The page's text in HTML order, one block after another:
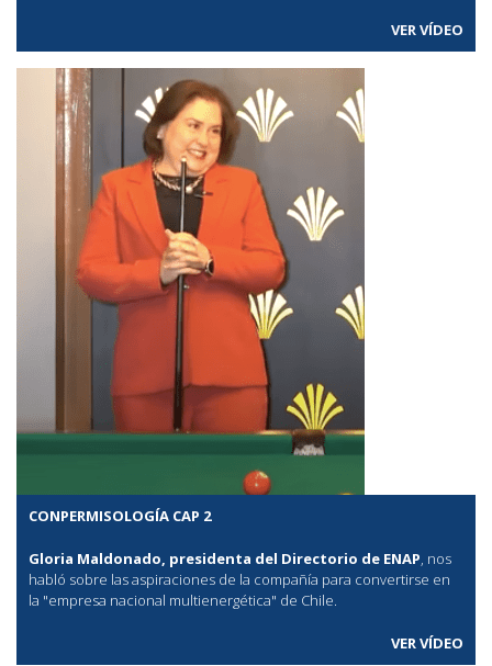
VER VÍDEO
CONPERMISOLOGÍA CAP 2
Gloria Maldonado, presidenta del Directorio de ENAP, nos
habló sobre las aspiraciones de la compañía para convertirse en
la "empresa nacional multienergética" de Chile.
VER VÍDEO